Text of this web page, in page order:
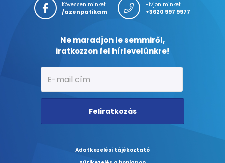
Kövessen minket
/azenpatikam
Hívjon minket
+3620 997 9977
Ne maradjon le semmiről,
iratkozzon fel hírlevelünkre!
Feliratkozás
Adatkezelési tájékoztató